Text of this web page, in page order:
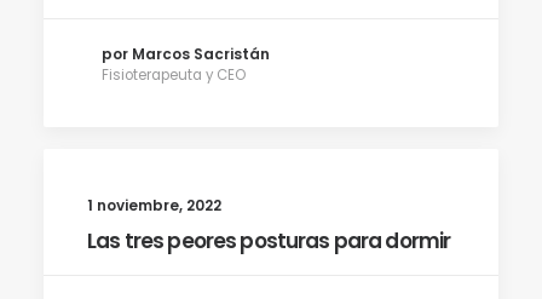
por Marcos Sacristán
Fisioterapeuta y CEO
1 noviembre, 2022
Las tres peores posturas para dormir